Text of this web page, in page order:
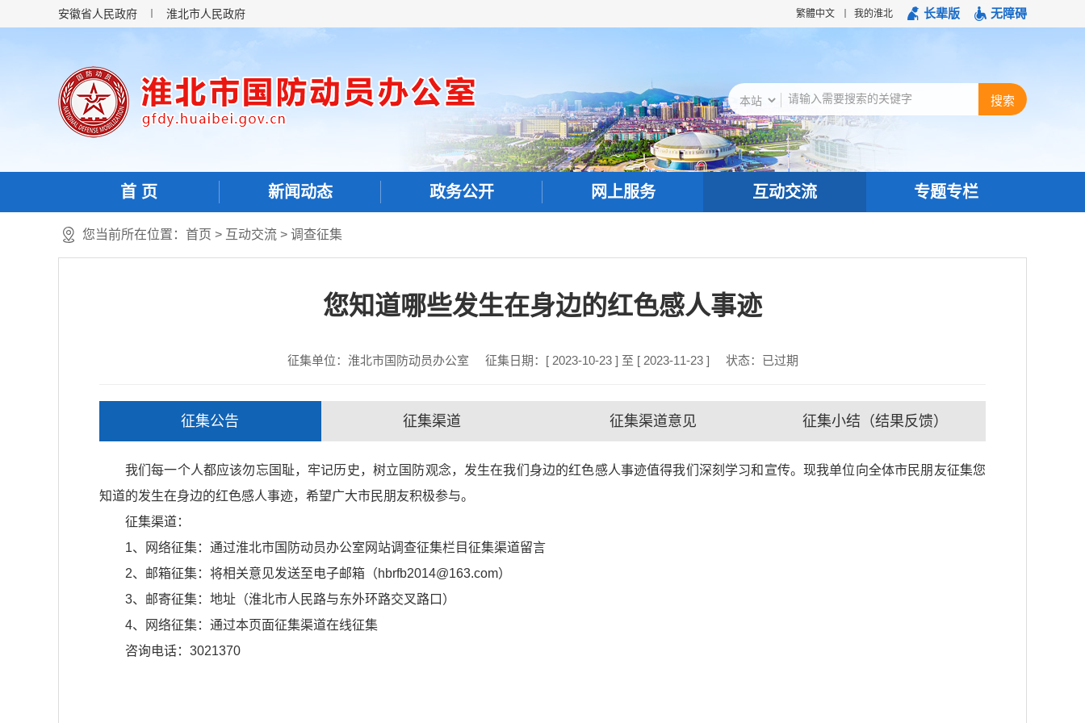
安徽省人民政府 淮北市人民政府 繁體中文 我的淮北 长辈版 无障碍
首 页 新闻动态 政务公开 网上服务 互动交流 专题专栏
您当前所在位置： 首页 > 互动交流 > 调查征集
您知道哪些发生在身边的红色感人事迹
征集单位：淮北市国防动员办公室 征集日期：[ 2023-10-23 ] 至 [ 2023-11-23 ] 状态： 已过期
征集公告 征集渠道 征集渠道意见 征集小结（结果反馈）
我们每一个人都应该勿忘国耻，牢记历史，树立国防观念，发生在我们身边的红色感人事迹值得我们深刻学习和宣传。现我单位向全体市民朋友征集您
知道的发生在身边的红色感人事迹，希望广大市民朋友积极参与。
征集渠道：
1、网络征集：通过淮北市国防动员办公室网站调查征集栏目征集渠道留言
2、邮箱征集：将相关意见发送至电子邮箱（hbrfb2014@163.com）
3、邮寄征集：地址（淮北市人民路与东外环路交叉路口）
4、网络征集：通过本页面征集渠道在线征集
咨询电话：3021370